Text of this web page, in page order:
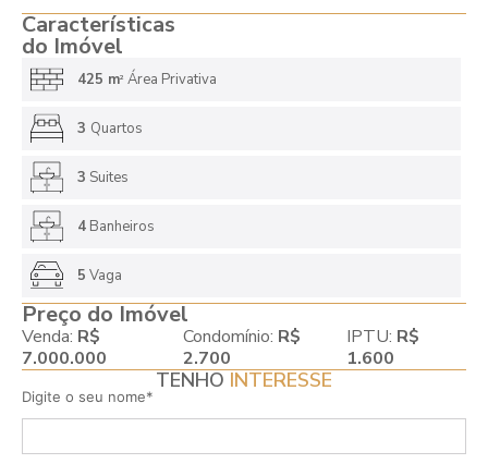
Características
do Imóvel
425 m2 Área Privativa
3 Quartos
3 Suites
4Banheiros
5 Vaga
Preço do Imóvel
Venda: R$
7.000.000
Condomínio: R$
2.700
IPTU: R$
1.600
TENHO INTERESSE
Digite o seu nome*